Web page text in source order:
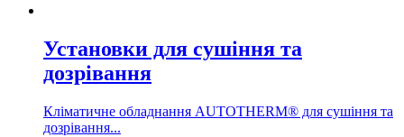
Установки для сушіння та
дозрівання
Кліматичне обладнання AUTOTHERM® для сушіння та
дозрівання...